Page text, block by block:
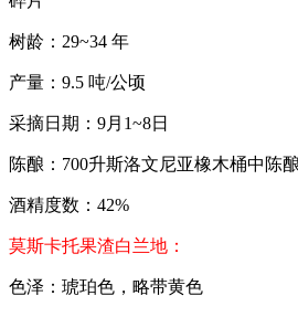
树龄：29~34 年
产量：9.5 吨/公顷
采摘日期：9月1~8日
陈酿：700升斯洛文尼亚橡木桶中陈
酒精度数：42%
莫斯卡托果渣白兰地：
色泽：琥珀色，略带黄色